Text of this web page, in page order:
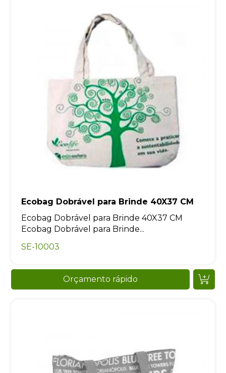
Ecobag Dobrável para Brinde 40X37 CM
Ecobag Dobrável para Brinde 40X37 CM
Ecobag Dobrável para Brinde...
SE-10003
Orçamento rápido